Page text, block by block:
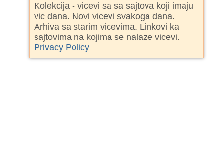
Kolekcija - vicevi sa sa sajtova koji imaju
vic dana. Novi vicevi svakoga dana.
Arhiva sa starim vicevima. Linkovi ka
sajtovima na kojima se nalaze vicevi.
Privacy Policy